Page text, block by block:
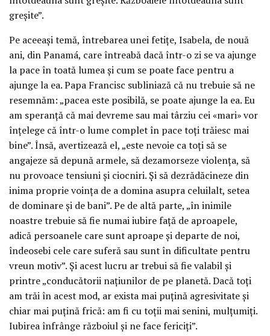
greșite”.
Pe aceeași temă, întrebarea unei fetițe, Isabela, de nouă
ani, din Panamá, care întreabă dacă într-o zi se va ajunge
la pace în toată lumea și cum se poate face pentru a
ajunge la ea. Papa Francisc subliniază că nu trebuie să ne
resemnăm: „pacea este posibilă, se poate ajunge la ea. Eu
am speranță că mai devreme sau mai târziu cei «mari» vor
înțelege că într-o lume complet în pace toți trăiesc mai
bine”. Însă, avertizează el, „este nevoie ca toți să se
angajeze să depună armele, să dezamorseze violența, să
nu provoace tensiuni și ciocniri. Și să dezrădăcineze din
inima proprie voința de a domina asupra celuilalt, setea
de dominare și de bani”. Pe de altă parte, „în inimile
noastre trebuie să fie numai iubire față de aproapele,
adică persoanele care sunt aproape și departe de noi,
îndeosebi cele care suferă sau sunt în dificultate pentru
vreun motiv”. Și acest lucru ar trebui să fie valabil și
printre „conducătorii națiunilor de pe planetă. Dacă toți
am trăi în acest mod, ar exista mai puțină agresivitate și
chiar mai puțină frică: am fi cu toții mai senini, mulțumiți.
Iubirea înfrânge războiul și ne face fericiți”.